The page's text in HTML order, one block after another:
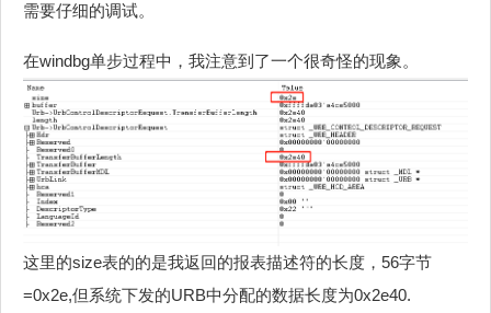
需要仔细的调试。
在windbg单步过程中，我注意到了一个很奇怪的现象。
这里的size表的的是我返回的报表描述符的长度，56字节
=0x2e,但系统下发的URB中分配的数据长度为0x2e40.